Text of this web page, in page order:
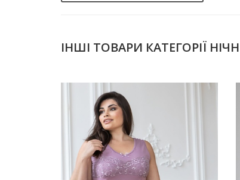
ІНШІ ТОВАРИ КАТЕГОРІЇ